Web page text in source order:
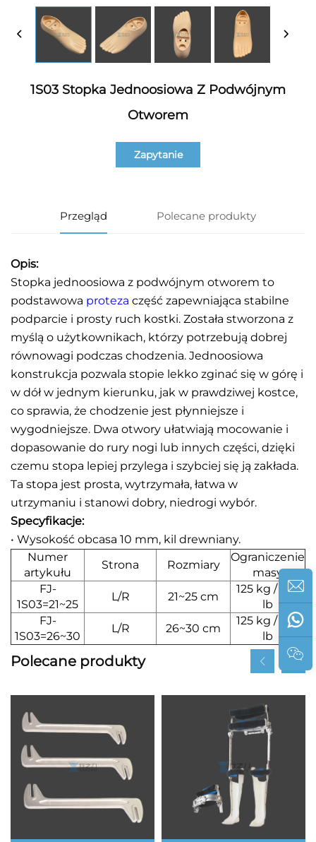
1S03 Stopka Jednoosiowa Z Podwójnym
Otworem
Zapytanie
Przegląd Polecane produkty
Opis:
Stopka jednoosiowa z podwójnym otworem to
podstawowa proteza część zapewniająca stabilne
podparcie i prosty ruch kostki. Została stworzona z
myślą o użytkownikach, którzy potrzebują dobrej
równowagi podczas chodzenia. Jednoosiowa
konstrukcja pozwala stopie lekko zginać się w górę i
w dół w jednym kierunku, jak w prawdziwej kostce,
co sprawia, że chodzenie jest płynniejsze i
wygodniejsze. Dwa otwory ułatwiają mocowanie i
dopasowanie do rury nogi lub innych części, dzięki
czemu stopa lepiej przylega i szybciej się ją zakłada.
Ta stopa jest prosta, wytrzymała, łatwa w
utrzymaniu i stanowi dobry, niedrogi wybór.
Specyfikacje:
• Wysokość obcasa 10 mm, kil drewniany.
Numer
artykułu
Strona Rozmiary
Ograniczenie
masy
FJ-
1S03=21~25
L/R 21~25 cm
125 kg / 275
lb
FJ-
1S03=26~30
L/R 26~30 cm
125 kg / 275
lb
Polecane produkty